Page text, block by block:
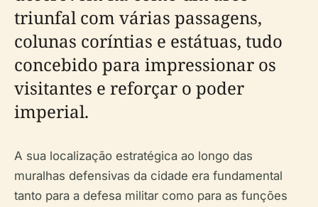
triunfal com várias passagens,
colunas coríntias e estátuas, tudo
concebido para impressionar os
visitantes e reforçar o poder
imperial.
A sua localização estratégica ao longo das
muralhas defensivas da cidade era fundamental
tanto para a defesa militar como para as funções